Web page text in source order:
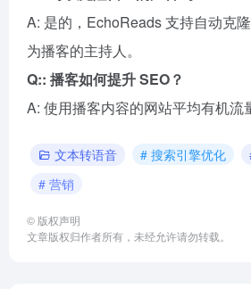
A: 是的，EchoReads 支持自动克
为播客的主持人。
Q:: 播客如何提升 SEO？
A: 使用播客内容的网站平均有机流
文本转语音 # 搜索引擎优化
# 营销
© 版权声明
文章版权归作者所有，未经允许请勿转载。